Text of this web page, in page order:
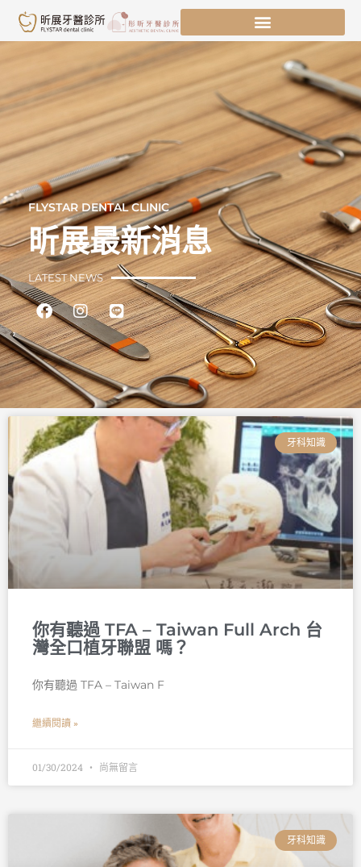
主
容
FLYSTAR DENTAL CLINIC
昕展最新消息
LATEST NEWS
FacebookInstagram
Line
牙科知識
你有聽過 TFA – Taiwan Full Arch 台
灣全口植牙聯盟 嗎？
你有聽過 TFA – Taiwan F
繼續閱讀 »
01/30/2024 尚無留言
牙科知識
頁 頁
面
頁
面
頁
面
頁
頁
面